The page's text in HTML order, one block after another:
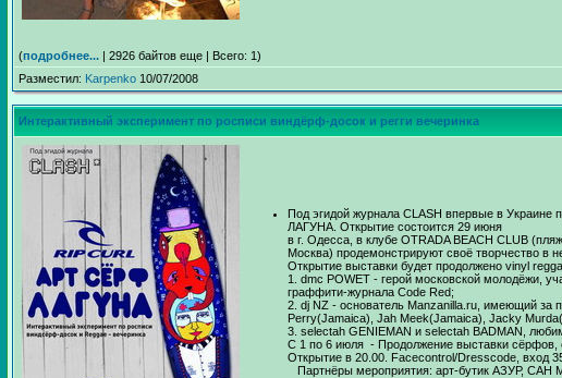
(подробнее... | 2926 байтов еще | Всего: 1)
Разместил: Karpenko 10/07/2008
Интерактивный эксперимент по росписи виндёрф-досок и регги вечеринка
Под эгидой журнала СLASH впервые в Украине
ЛАГУНА. Открытие состоится 29 июня
в г. Одесса, в клубе OTRADA BEACH CLUB
Москва) продемонстрируют своё творчество в
Открытие выставки будет продолжено vinyl
1. dmc POWET - герой московской молодёжи,
граффити-журнала Code Red;
2. dj NZ - основатель Manzanilla.ru, имеющий за
Perry(Jamaica), Jah Meek(Jamaica), Jacky
3. selectah GENIEMAN и selectah BADMAN,
С 1 по 6 июля - Продолжение выставки
Открытие в 20.00. Facecontrol/Dresscode, вход
Партнёры мероприятия: арт-бутик АЗУР, САН